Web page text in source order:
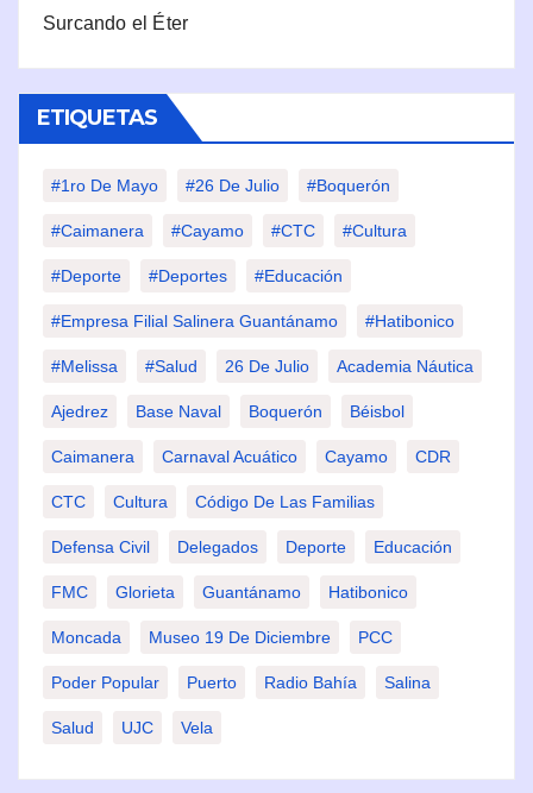
Surcando el Éter
ETIQUETAS
#1ro De Mayo #26 De Julio #Boquerón
#Caimanera #Cayamo #CTC #Cultura
#Deporte #deportes #Educación
#Empresa Filial Salinera Guantánamo #Hatibonico
#Melissa #Salud 26 De Julio Academia Náutica
Ajedrez Base Naval Boquerón Béisbol
Caimanera Carnaval Acuático Cayamo CDR
CTC Cultura Código De Las Familias
Defensa Civil Delegados Deporte Educación
FMC Glorieta Guantánamo Hatibonico
Moncada Museo 19 De Diciembre PCC
Poder Popular Puerto Radio Bahía Salina
Salud UJC Vela